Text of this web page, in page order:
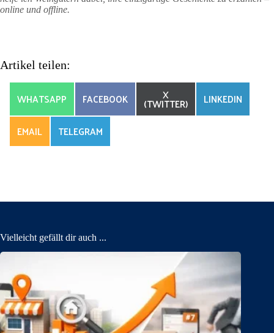
online und offline.
Artikel teilen:
SHARE
ON
WHATSAPP SHARE
ON
FACEBOOK SHARE
ON
X
(TWITTER) SHARE
ON
LINKEDIN
SHARE
ON
EMAIL SHARE
ON
TELEGRAM
Vielleicht gefällt dir auch ...